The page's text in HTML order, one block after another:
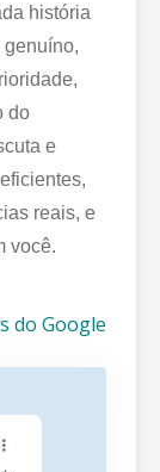
história
genuíno,
do
e
reais, e
você.
do Google